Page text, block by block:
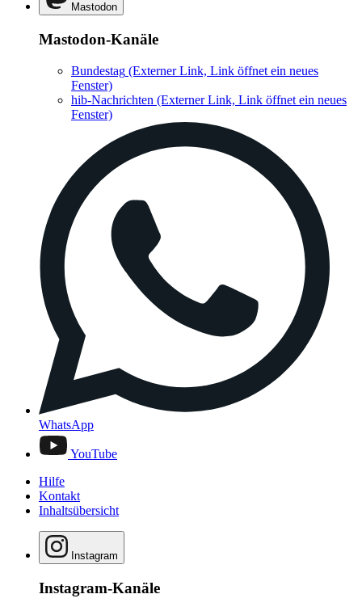
Mastodon
Mastodon-Kanäle
Bundestag (Externer Link, Link öffnet ein neues
Fenster)
hib-Nachrichten (Externer Link, Link öffnet ein neues
Fenster)
WhatsApp
YouTube
Hilfe
Kontakt
Inhaltsübersicht
Instagram
Instagram-Kanäle